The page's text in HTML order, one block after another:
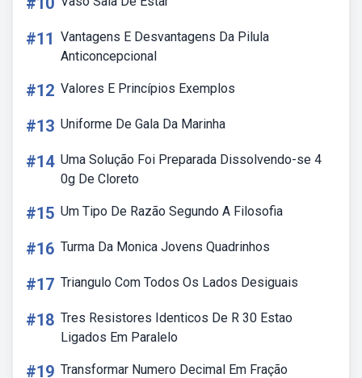
#11 Vantagens E Desvantagens Da Pilula
Anticoncepcional
#12 Valores E Princípios Exemplos
#13 Uniforme De Gala Da Marinha
#14 Uma Solução Foi Preparada Dissolvendo-se 4
0g De Cloreto
#15 Um Tipo De Razão Segundo A Filosofia
#16 Turma Da Monica Jovens Quadrinhos
#17 Triangulo Com Todos Os Lados Desiguais
#18 Tres Resistores Identicos De R 30 Estao
Ligados Em Paralelo
#19 Transformar Numero Decimal Em Fração